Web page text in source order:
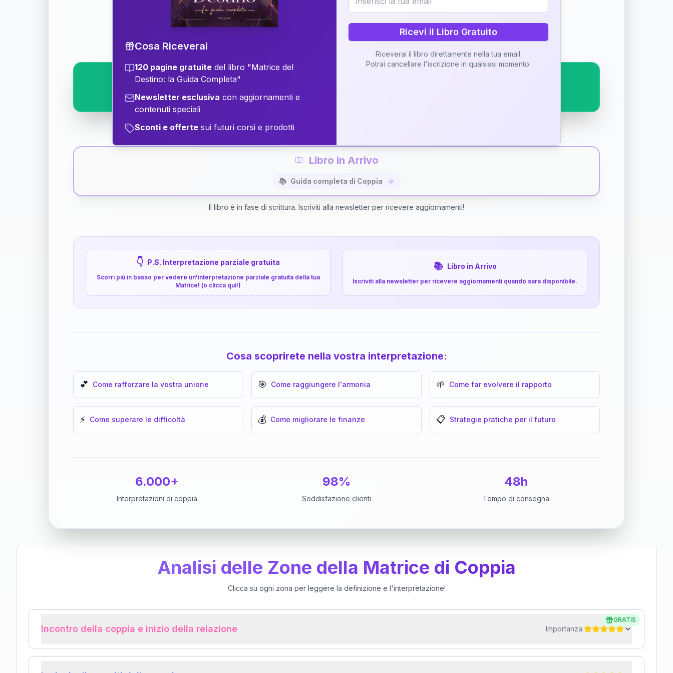
Scopri il significato della vostra Matrice di Coppia attraverso una nostra interpretazione
✨ Interpretazione personalizzata
⚡
Libro in Arrivo
📚 Guida completa di Coppia
Il libro è in fase di scrittura. Iscriviti alla newsletter per ricevere aggiornamenti!
👇 P.S. Interpretazione parziale gratuita
Scorri più in basso per vedere un'interpretazione parziale gratuita della tua
Matrice! (o clicca qui!)
📚 Libro in Arrivo
Iscriviti alla newsletter per ricevere aggiornamenti quando sarà disponibile.
Cosa scoprirete nella vostra interpretazione:
💕 Come rafforzare la vostra unione 🎯 Come raggiungere l'armonia 🌱 Come far evolvere il rapporto
⚡ Come superare le difficoltà 💰 Come migliorare le finanze 📋 Strategie pratiche per il futuro
6.000+
Interpretazioni di coppia
98%
Soddisfazione clienti
48h
Tempo di consegna
Analisi delle Zone della Matrice di Coppia
Clicca su ogni zona per leggere la definizione e l'interpretazione!
GRATIS
Incontro della coppia e inizio della relazione Importanza:
Cosa Riceverai
120 pagine gratuite del libro "Matrice del
Destino: la Guida Completa"
Newsletter esclusiva con aggiornamenti e
contenuti speciali
Sconti e offerte sui futuri corsi e prodotti
Ricevi il Libro Gratuito
Riceverai il libro direttamente nella tua email.
Potrai cancellare l'iscrizione in qualsiasi momento.